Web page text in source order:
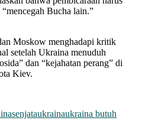
Bucha lain.”
Moskow menghadapi kritik
setelah Ukraina menuduh
dan “kejahatan perang” di
Kiev.
senjataukrainaukraina butuh